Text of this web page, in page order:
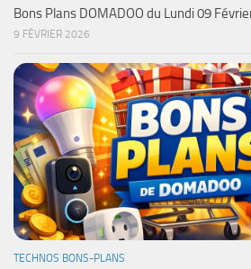
Bons Plans DOMADOO du Lundi 09
9 FÉVRIER 2026
TECHNOS BONS-PLANS